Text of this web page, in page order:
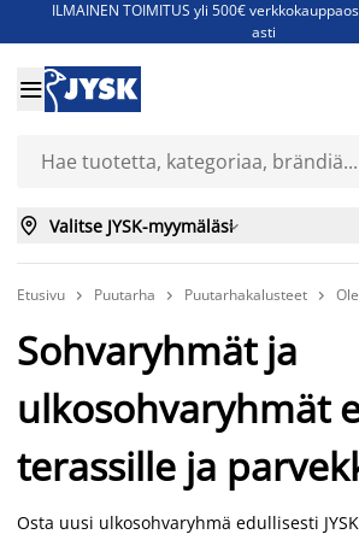
ILMAINEN TOIMITUS yli 500€
asti
Jenkkisänkyjä - Säästä jopa 60%

 Valitse JYSK-myymäläsi
Etusivu  Puutarha  Puutarhakalusteet 
Sohvaryhmät ja
ulkosohvaryhmät
terassille ja
Osta uusi ulkosohvaryhmä edullisesti